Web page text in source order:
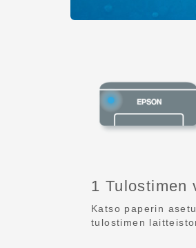
1 Tulostimen
Katso paperin
tulostimen